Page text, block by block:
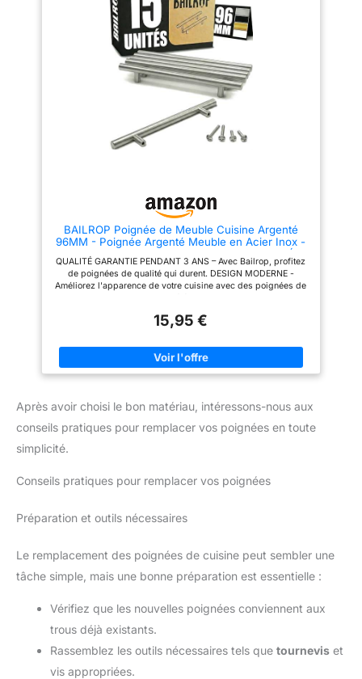
TECH SEARL Contenu de la
livraison : 5 pièces poignée
profilée
cogner, améliorent la sécurité.
●Facile à installer - Chaque
poignée est livrée avec 2 vis
afin que vous puissiez fixer vos
nouvelles poignées dès que
vous les recevez. utilisez un
simple tournevis cruciforme
manuel ou électrique pour les
fixer en quelques secondes.
pré-percer des trous pour aider
à maintenir l'intégrité de la
surface. ●Remarque - Veuillez
et veuillez laisser un espace
planches pour une traction
facile, lorsque vous installez 2
BAILROP Poignée de Meuble Cuisine Argenté
96MM - Poignée Argenté Meuble en Acier Inox -
Poignet de Porte Cuisine et Armoire 15 UNITÉS
QUALITÉ GARANTIE PENDANT 3 ANS – Avec Bailrop, profitez
de poignées de qualité qui durent. DESIGN MODERNE -
Améliorez l'apparence de votre cuisine avec des poignées de
– Fabriqué en acier inoxydable de haute qualité, garantissant
PACK DE 15 UNITÉS – Avec 4 vis chacun pour une installation
facile sans aller à la quincaillerie. Un petit changement avec un
grand impact! (96MM, Argenté) TAILLE IDÉALE - Avec 96MM
votre portefeuille.
15,95 €
Après avoir choisi le bon matériau, intéressons-nous aux
conseils pratiques pour remplacer vos poignées en toute
simplicité.
Conseils pratiques pour remplacer vos poignées
Préparation et outils nécessaires
Le remplacement des poignées de cuisine peut sembler une
tâche simple, mais une bonne préparation est essentielle :
Vérifiez que les nouvelles poignées conviennent aux
trous déjà existants.
Rassemblez les outils nécessaires tels que tournevis et
vis appropriées.